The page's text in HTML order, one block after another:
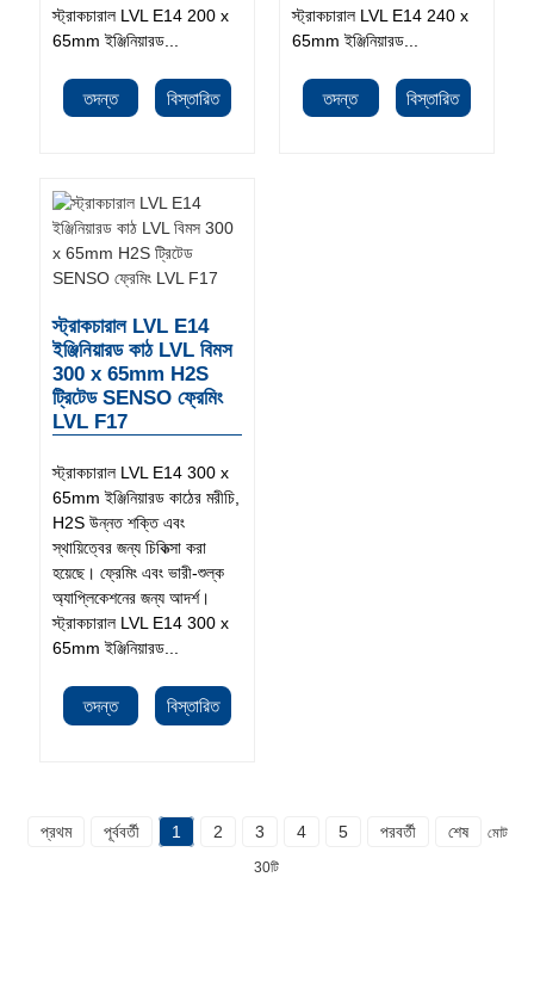
স্ট্রাকচারাল LVL E14 200 x
65mm ইঞ্জিনিয়ারড...
তদন্ত বিস্তারিত
স্ট্রাকচারাল LVL E14 240 x
65mm ইঞ্জিনিয়ারড...
তদন্ত বিস্তারিত
স্ট্রাকচারাল LVL E14
ইঞ্জিনিয়ারড কাঠ LVL বিমস
300 x 65mm H2S
ট্রিটেড SENSO ফ্রেমিং
LVL F17
স্ট্রাকচারাল LVL E14 300 x
65mm ইঞ্জিনিয়ারড কাঠের মরীচি,
H2S উন্নত শক্তি এবং
স্থায়িত্বের জন্য চিকিত্সা করা
হয়েছে। ফ্রেমিং এবং ভারী-শুল্ক
অ্যাপ্লিকেশনের জন্য আদর্শ।
স্ট্রাকচারাল LVL E14 300 x
65mm ইঞ্জিনিয়ারড...
তদন্ত বিস্তারিত
প্রথম পূর্ববর্তী 1 2 3 4 5 পরবর্তী শেষ মোট
30টি